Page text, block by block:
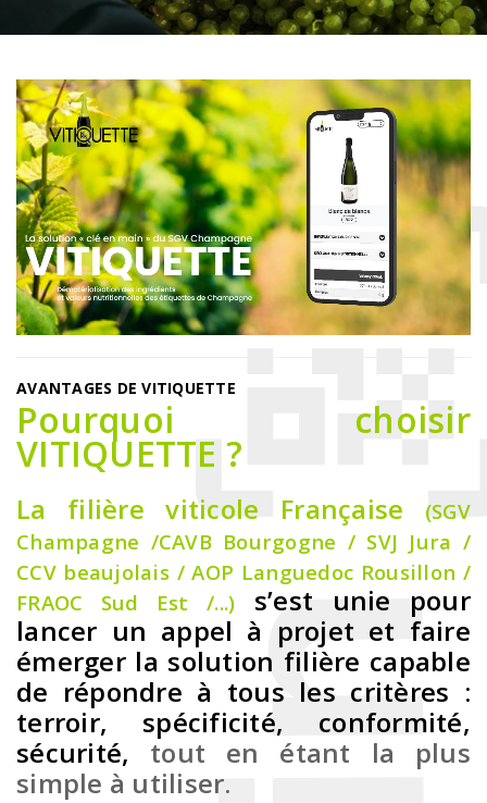
AVANTAGES DE VITIQUETTE
Pourquoi choisir
VITIQUETTE ?
La filière viticole Française
(SGV
Champagne /CAVB Bourgogne / SVJ Jura /
CCV beaujolais / AOP Languedoc Rousillon /
FRAOC Sud Est /...)
s’est unie pour
lancer un appel à projet et faire
émerger la solution filière capable
de répondre à tous les critères :
terroir, spécificité, conformité,
sécurité, tout en étant la plus
simple à utiliser.